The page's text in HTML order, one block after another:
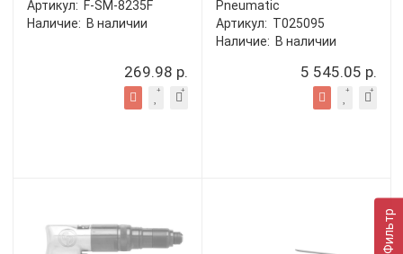
Фильтр
Артикул: F-SM-8235F
Наличие: В наличии
269.98 р.
Pneumatic
Артикул: T025095
Наличие: В наличии
5 545.05 р.